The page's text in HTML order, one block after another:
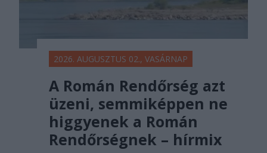
2026. AUGUSZTUS 02., VASÁRNAP
A Román Rendőrség azt
üzeni, semmiképpen ne
higgyenek a Román
Rendőrségnek – hírmix